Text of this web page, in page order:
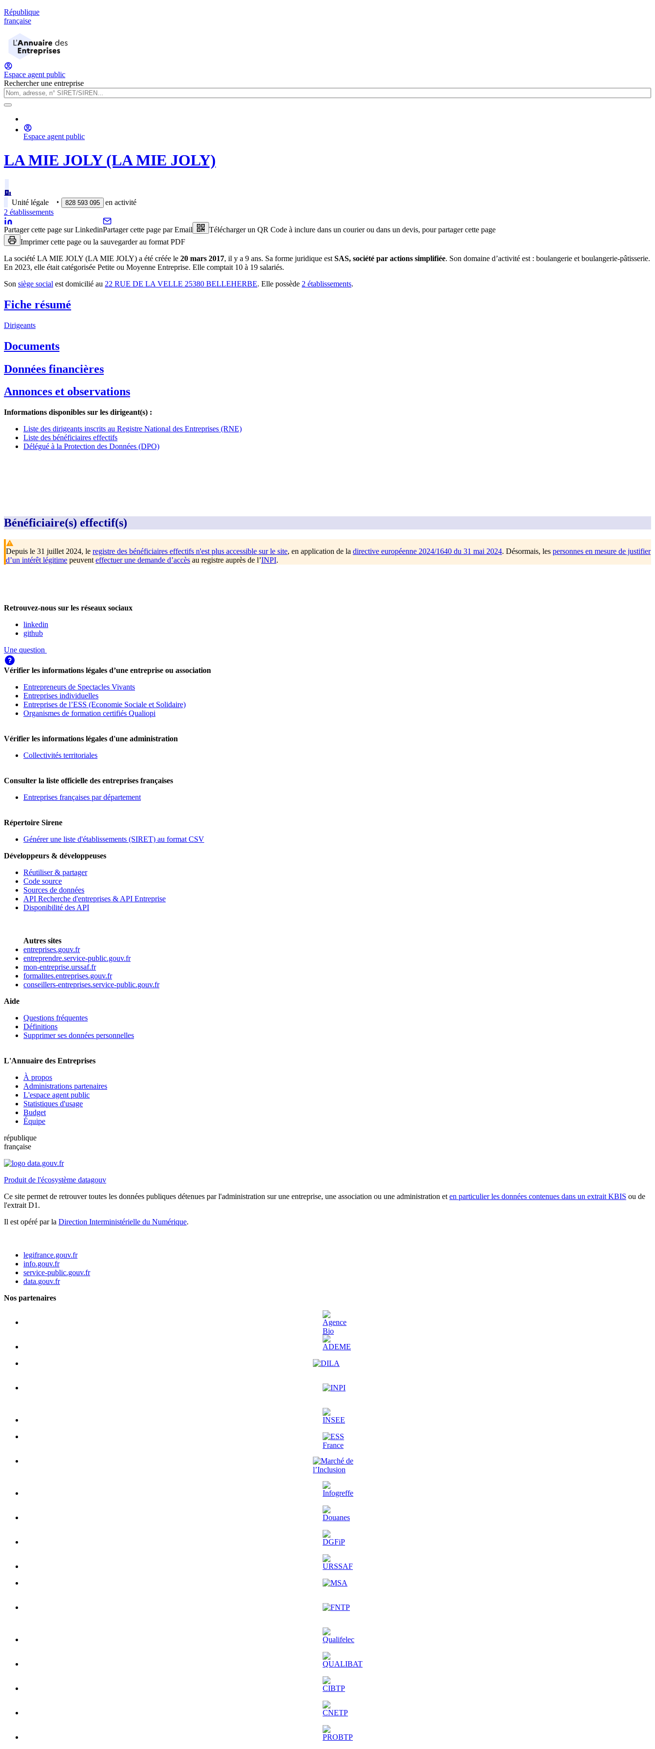
République
française
Espace agent public
Rechercher une entreprise
Espace agent public
LA MIE JOLY (LA MIE JOLY)
Unité légale ‣ 828 593 095
en activité
2 établissements
Partager cette page sur LinkedinPartager cette page par Email
Télécharger un QR Code à inclure dans un courier ou dans un devis, pour partager cette page
Imprimer cette page ou la sauvegarder au format PDF
La société LA MIE JOLY (LA MIE JOLY) a été créée le 20 mars 2017, il y a 9 ans. Sa forme juridique est SAS, société par actions simplifiée. Son domaine d’activité est : boulangerie et boulangerie-pâtisserie.
En 2023, elle était catégorisée Petite ou Moyenne Entreprise. Elle comptait 10 à 19 salariés.
Son siège social est domicilié au 22 RUE DE LA VELLE 25380 BELLEHERBE. Elle possède 2 établissements.
Fiche résumé
Dirigeants
Documents
Données financières
Annonces et observations
Informations disponibles sur les dirigeant(s) :
Liste des dirigeants inscrits au Registre National des Entreprises (RNE)
Liste des bénéficiaires effectifs
Délégué à la Protection des Données (DPO)
Bénéficiaire(s) effectif(s)
Depuis le 31 juillet 2024, le registre des bénéficiaires effectifs n'est plus accessible sur le site, en application de la directive européenne 2024/1640 du 31 mai 2024. Désormais, les personnes en mesure de justifier
d’un intérêt légitime peuvent effectuer une demande d’accès au registre auprès de l’INPI.
Retrouvez-nous sur les réseaux sociaux
linkedin
github
Une question
Vérifier les informations légales d’une entreprise ou association
Entrepreneurs de Spectacles Vivants
Entreprises individuelles
Entreprises de l’ESS (Economie Sociale et Solidaire)
Organismes de formation certifiés Qualiopi
Vérifier les informations légales d'une administration
Collectivités territoriales
Consulter la liste officielle des entreprises françaises
Entreprises françaises par département
Répertoire Sirene
Générer une liste d'établissements (SIRET) au format CSV
Développeurs & développeuses
Réutiliser & partager
Code source
Sources de données
API Recherche d'entreprises & API Entreprise
Disponibilité des API
Autres sites
entreprises.gouv.fr
entreprendre.service-public.gouv.fr
mon-entreprise.urssaf.fr
formalites.entreprises.gouv.fr
conseillers-entreprises.service-public.gouv.fr
Aide
Questions fréquentes
Définitions
Supprimer ses données personnelles
L'Annuaire des Entreprises
À propos
Administrations partenaires
L'espace agent public
Statistiques d'usage
Budget
Équipe
république
française
Produit de l'écosystème datagouv
Ce site permet de retrouver toutes les données publiques détenues par l'administration sur une entreprise, une association ou une administration et en particulier les données contenues dans un extrait KBIS ou de
l'extrait D1.
Il est opéré par la Direction Interministérielle du Numérique.
legifrance.gouv.fr
info.gouv.fr
service-public.gouv.fr
data.gouv.fr
Nos partenaires